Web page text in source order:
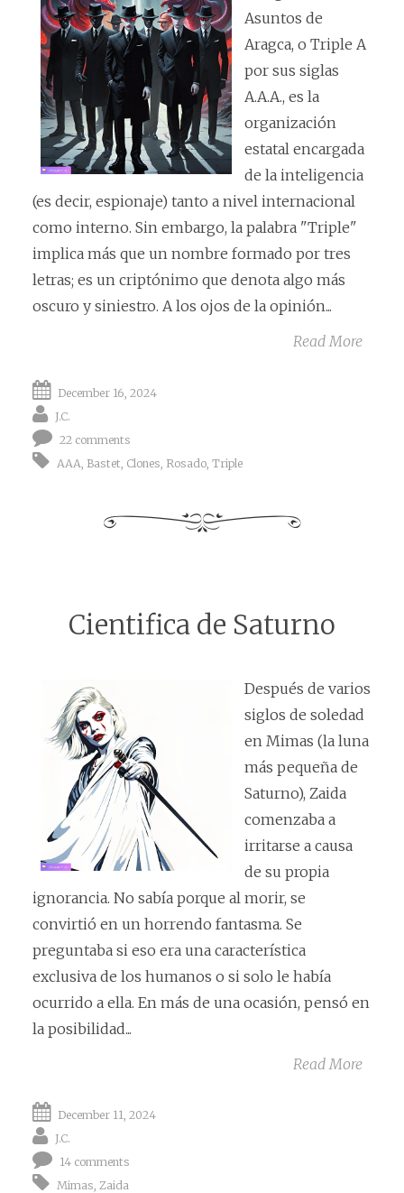
Asuntos de
Aragca, o Triple A
por sus siglas
A.A.A., es la
organización
estatal encargada
de la inteligencia
(es decir, espionaje) tanto a nivel internacional
como interno. Sin embargo, la palabra "Triple"
implica más que un nombre formado por tres
letras; es un criptónimo que denota algo más
oscuro y siniestro. A los ojos de la opinión...
Read More
December 16, 2024
J.C.
22 comments
AAA Bastet Clones Rosado Triple
Cientifica de Saturno
Después de varios
siglos de soledad
en Mimas (la luna
más pequeña de
Saturno), Zaida
comenzaba a
irritarse a causa
de su propia
ignorancia. No sabía porque al morir, se
convirtió en un horrendo fantasma. Se
preguntaba si eso era una característica
exclusiva de los humanos o si solo le había
ocurrido a ella. En más de una ocasión, pensó en
la posibilidad...
Read More
December 11, 2024
J.C.
14 comments
Mimas, Zaida